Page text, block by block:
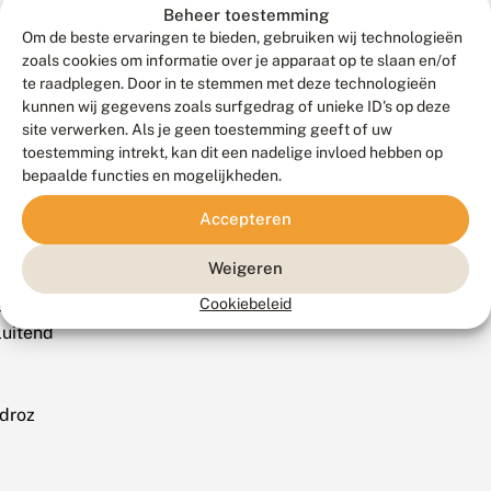
Beheer toestemming
Om de beste ervaringen te bieden, gebruiken wij technologieën
zoals cookies om informatie over je apparaat op te slaan en/of
te raadplegen. Door in te stemmen met deze technologieën
kunnen wij gegevens zoals surfgedrag of unieke ID's op deze
site verwerken. Als je geen toestemming geeft of uw
toestemming intrekt, kan dit een nadelige invloed hebben op
bepaalde functies en mogelijkheden.
Accepteren
Weigeren
Cookiebeleid